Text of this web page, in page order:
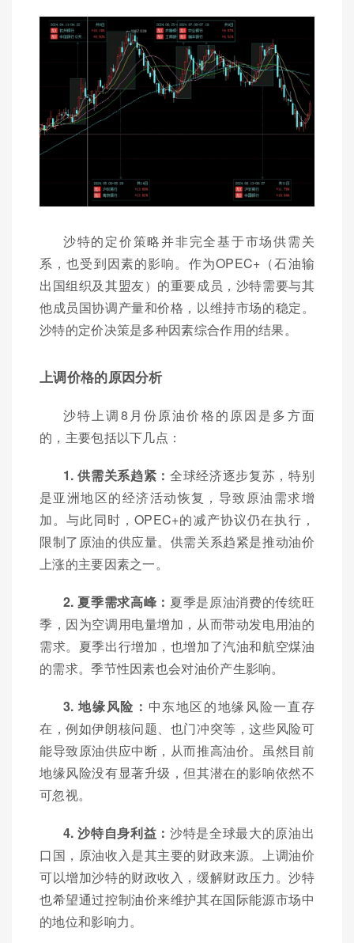
沙特的定价策略并非完全基于市场供需关
系，也受到因素的影响。作为OPEC+（石油输
出国组织及其盟友）的重要成员，沙特需要与其
他成员国协调产量和价格，以维持市场的稳定。
沙特的定价决策是多种因素综合作用的结果。
上调价格的原因分析
沙特上调8月份原油价格的原因是多方面
的，主要包括以下几点：
1. 供需关系趋紧： 全球经济逐步复苏，特别
是亚洲地区的经济活动恢复，导致原油需求增
加。与此同时，OPEC+的减产协议仍在执行，
限制了原油的供应量。供需关系趋紧是推动油价
上涨的主要因素之一。
2. 夏季需求高峰： 夏季是原油消费的传统旺
季，因为空调用电量增加，从而带动发电用油的
需求。夏季出行增加，也增加了汽油和航空煤油
的需求。季节性因素也会对油价产生影响。
3. 地缘风险： 中东地区的地缘风险一直存
在，例如伊朗核问题、也门冲突等，这些风险可
能导致原油供应中断，从而推高油价。虽然目前
地缘风险没有显著升级，但其潜在的影响依然不
可忽视。
4. 沙特自身利益： 沙特是全球最大的原油出
口国，原油收入是其主要的财政来源。上调油价
可以增加沙特的财政收入，缓解财政压力。沙特
也希望通过控制油价来维护其在国际能源市场中
的地位和影响力。